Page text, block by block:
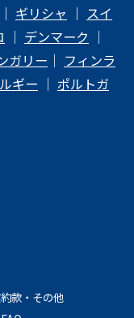
ギリシャ ｜ スイ
｜ デンマーク ｜
ガリー ｜ フィンラ
ギー ｜ ポルトガ
款・その他